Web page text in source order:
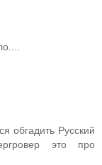
обгадить Русский
это про